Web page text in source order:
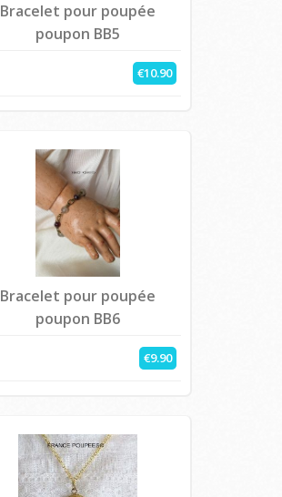
Bracelet pour poupée
poupon BB5
€10.90
Bracelet pour poupée
poupon BB6
€9.90